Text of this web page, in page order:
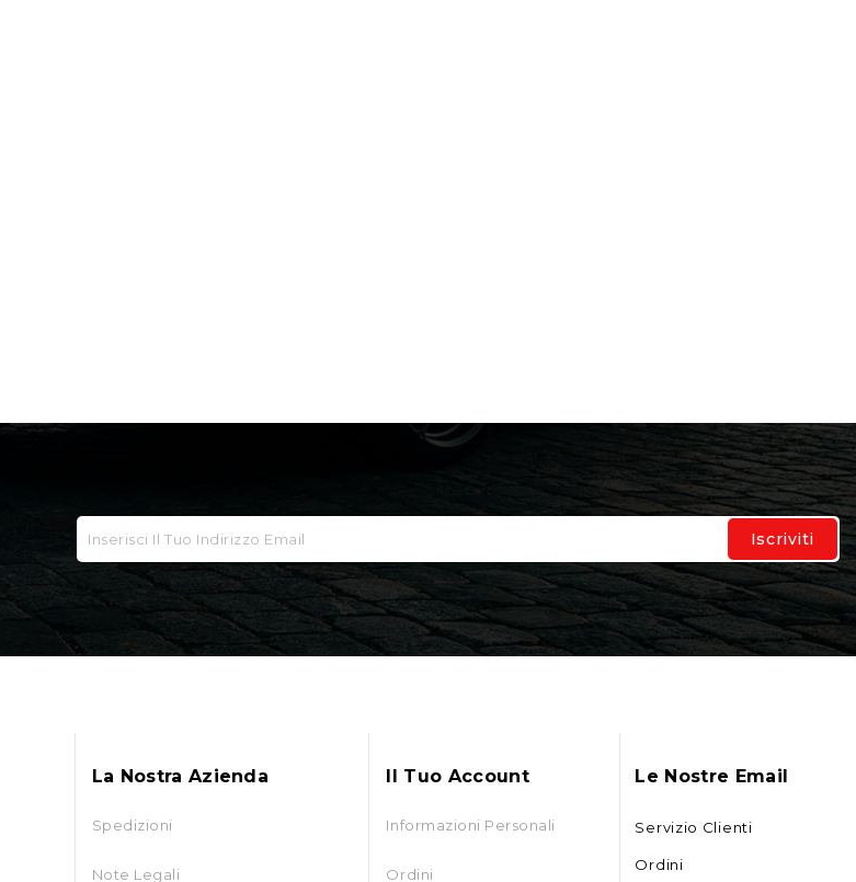
La Nostra Azienda
Spedizioni
Note Legali
Il Tuo Account
Informazioni Personali
Ordini
Le Nostre Email
Servizio Clienti
Ordini